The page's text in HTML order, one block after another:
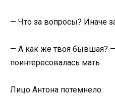
— Что за вопросы? Иначе
— А как же твоя бывшая?
поинтересовалась мать
Лицо Антона потемнело: